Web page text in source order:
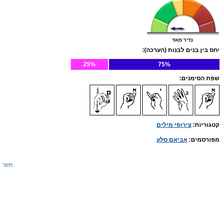
נדיר מאד
יחס בין בנים לבנות (הערכה):
75%
25%
שפת הסימנים:
קטגוריות: צירופי מילים
מפורסמים: אביאם סלע
חזור